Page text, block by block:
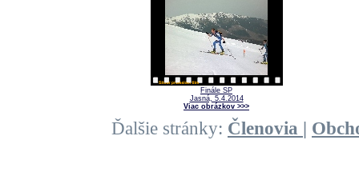
Finále SP
Jasná, 5.4.2014
Viac obrázkov >>>
Ďalšie stránky: Členovia |